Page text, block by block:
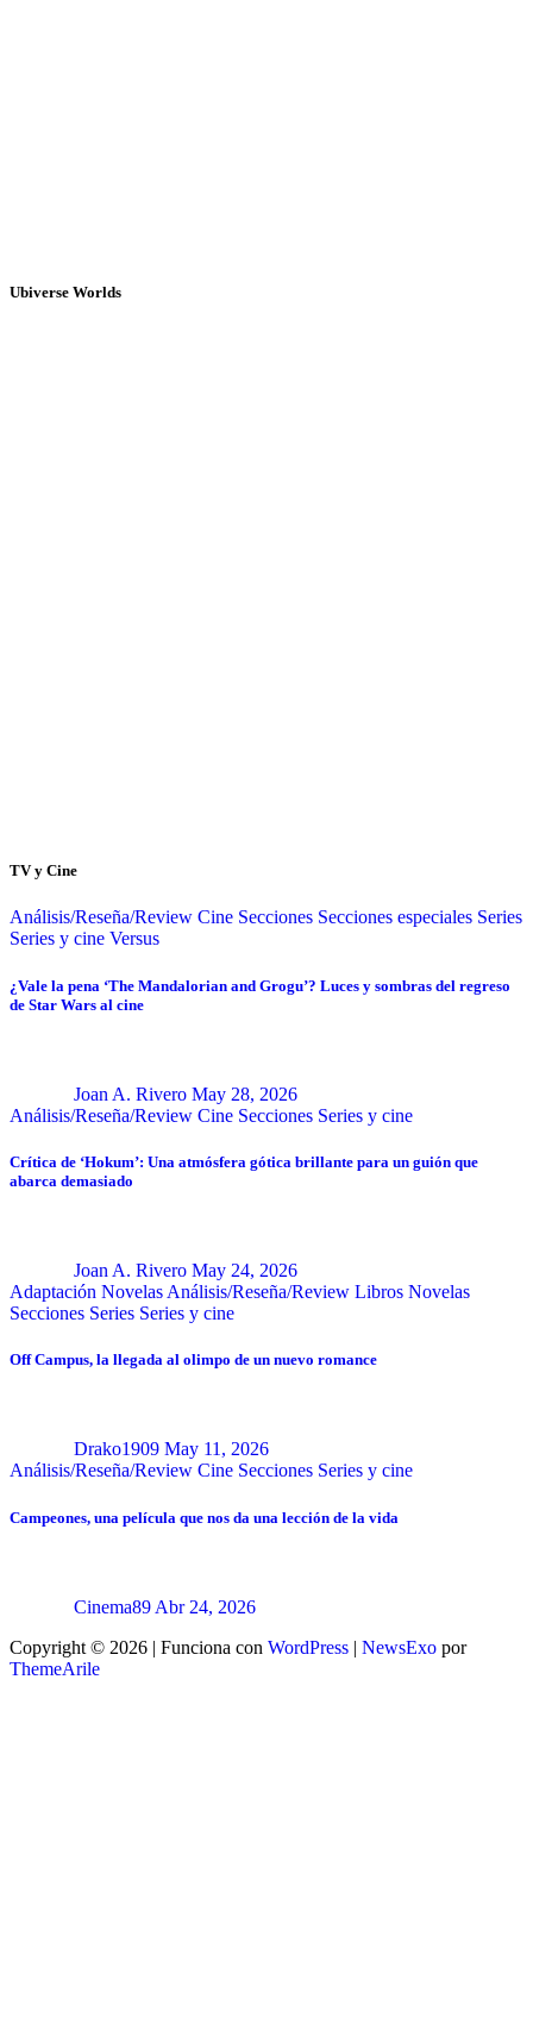
Ubiverse Worlds
TV y Cine
Análisis/Reseña/Review Cine Secciones Secciones especiales Series
Series y cine Versus
¿Vale la pena ‘The Mandalorian and Grogu’? Luces y sombras del regreso
de Star Wars al cine
Joan A. Rivero May 28, 2026
Análisis/Reseña/Review Cine Secciones Series y cine
Crítica de ‘Hokum’: Una atmósfera gótica brillante para un guión que
abarca demasiado
Joan A. Rivero May 24, 2026
Adaptación Novelas Análisis/Reseña/Review Libros Novelas
Secciones Series Series y cine
Off Campus, la llegada al olimpo de un nuevo romance
Drako1909 May 11, 2026
Análisis/Reseña/Review Cine Secciones Series y cine
Campeones, una película que nos da una lección de la vida
Cinema89 Abr 24, 2026
Copyright © 2026 | Funciona con WordPress | NewsExo por
ThemeArile